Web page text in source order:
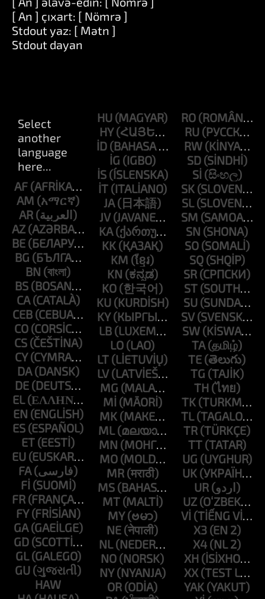
[ An ] çıxart: [ Nömrə ]
Stdout yaz: [ Mətn ]
Stdout dayan
AF
AM
AR
AZ
BE
BG
BN
BS
CA
CEB
CO
CS
CY
DA
DE
EL
EN
ES
ET
EU
FA
FI
FR
FY
GA
GD
GL
GU
HAW
HU
HY
ID
IG
IS
IT
JA
JV
KA
KK
KM
KN
KO
KU
KY
LB
LO
LT
LV
MG
MI
MK
ML
MN
MO
MR
MS
MT
MY
NE
NL
NO
NY
OR
RO
RU
RW
SD
SI
SK
SL
SM
SN
SO
SQ
SR
ST
SU
SV
SW
TA
TE
TG
TH
TK
TL
TR
TT
UG
UK
UR
UZ
VI
X3
X4
XH
XX
YAK